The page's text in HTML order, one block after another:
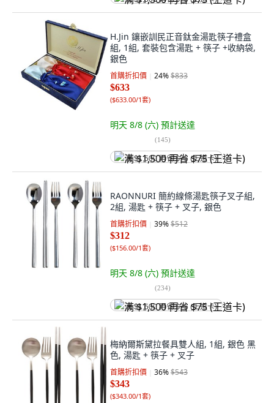
H.Jin 鑲嵌訓民正音鈦金湯匙筷子禮盒
組, 1組, 套裝包含湯匙 + 筷子 +收納袋,
銀色
首購折扣價 24%$833
$633
($633.00/1套)
明天 8/8 (六) 預計送達
(145)
满 $1,500 再省 $75 (王道卡)
RAONNURI 簡約線條湯匙筷子叉子組,
2組, 湯匙 + 筷子 + 叉子, 銀色
首購折扣價 39%$512
$312
($156.00/1套)
明天 8/8 (六) 預計送達
(234)
满 $1,500 再省 $75 (王道卡)
梅納爾斯黛拉餐具雙人組, 1組, 銀色 黑
色, 湯匙 + 筷子 + 叉子
首購折扣價 36%$543
$343
($343.00/1套)